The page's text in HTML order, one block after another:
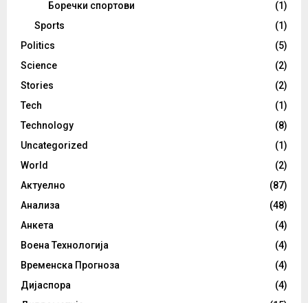
Боречки спортови
(1)
Sports
(1)
Politics
(5)
Science
(2)
Stories
(2)
Tech
(1)
Technology
(8)
Uncategorized
(1)
World
(2)
Актуелно
(87)
Анализа
(48)
Анкета
(4)
Воена Технологија
(4)
Временска Прогноза
(4)
Дијаспора
(4)